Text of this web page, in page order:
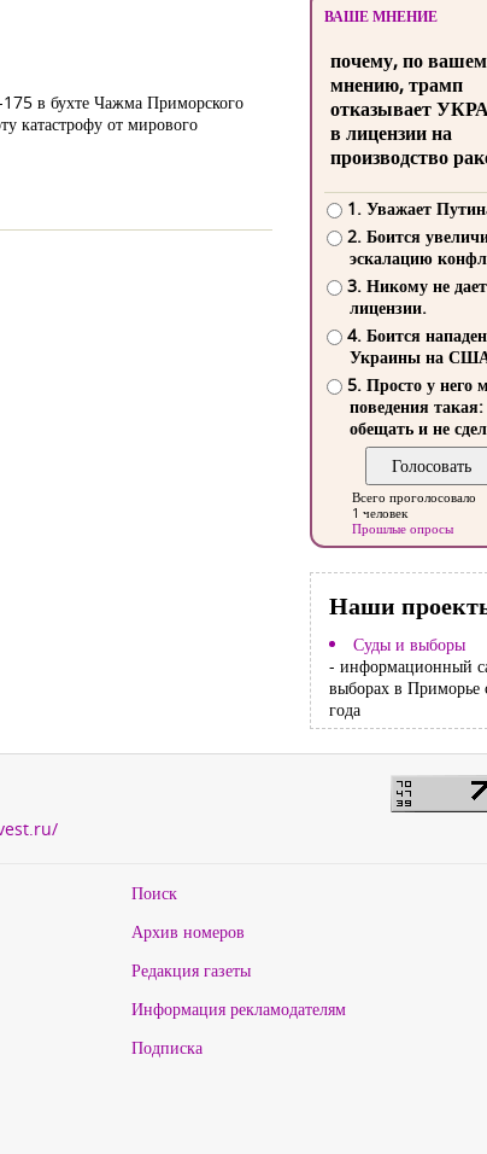
175 в бухте Чажма Приморского
катастрофу от мирового
ВАШЕ МНЕНИЕ
почему, по
мнению, трамп
отказывает
в лицензии на
производство
1. Уважает
2. Боится
эскалацию
3. Никому не
лицензии.
4. Боится
Украины на
5. Просто у него
поведения такая:
обещать и не
Всего проголосовало
1 человек
Прошлые опросы
Наши
Суды и выборы
- информационный
выборах в Приморье
года
Поиск
Архив номеров
Редакция газеты
Информация рекламодателям
Подписка